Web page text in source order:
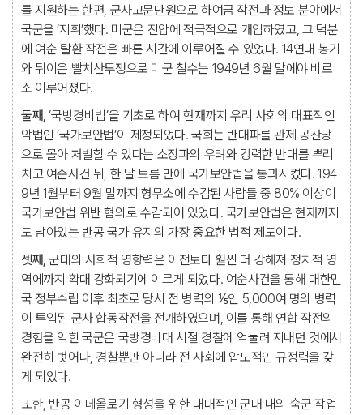
를 지원하는 한편, 군사고문단원으로 하여금 작전과 정보 분야에서
국군을 ‘지휘’했다. 미군은 진압에 적극적으로 개입하였고, 그 덕분
에 여순 탈환 작전은 빠른 시간에 이루어질 수 있었다. 14연대 봉기
와 뒤이은 빨치산투쟁으로 미군 철수는 1949년 6월 말에야 비로
소 이루어졌다.
둘째, ‘국방경비법’을 기초로 하여 현재까지 우리 사회의 대표적인
악법인 ‘국가보안법’이 제정되었다. 국회는 반대파를 관제 공산당
으로 몰아 처벌할 수 있다는 소장파의 우려와 강력한 반대를 뿌리
치고 여순사건 뒤, 한 달 보름 만에 국가보안법을 통과시켰다. 194
9년 1월부터 9월 말까지 형무소에 수감된 사람들 중 80% 이상이
국가보안법 위반 혐의로 수감되어 있었다. 국가보안법은 현재까지
도 남아있는 반공 국가 유지의 가장 중요한 법적 제도이다.
셋째, 군대의 사회적 영향력은 이전보다 훨씬 더 강해져 정치적 영
역에까지 확대 강화되기에 이르게 되었다. 여순사건을 통해 대한민
국 정부수립 이후 최초로 당시 전 병력의 ⅕인 5,000여 명의 병력
이 투입된 군사 합동작전을 전개하였으며, 이를 통해 연합 작전의
경험을 익힌 국군은 국방경비대 시절 경찰에 억눌려 지내던 것에서
완전히 벗어나, 경찰뿐만 아니라 전 사회에 압도적인 규정력을 갖
게 되었다.
또한, 반공 이데올로기 형성을 위한 대대적인 군대 내의 숙군 작업